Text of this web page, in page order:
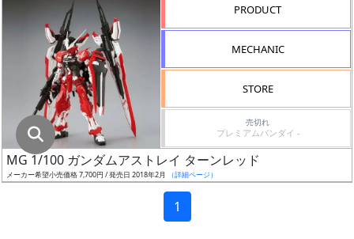
ス
成
形
色
PRODUCT
MECHANIC
STORE
売切れ
プレミアムバンダイ -
MG 1/100 ガンダムアストレイ ターンレッド
メーカー希望小売価格 7,700円 / 発売日 2018年2月 （詳細ページ）
1